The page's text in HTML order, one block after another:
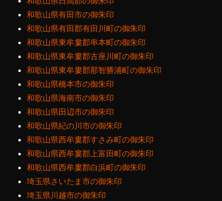
和歌山県有田市の御朱印
和歌山県有田郡有田川町の御朱印
和歌山県東牟婁郡串本町の御朱印
和歌山県東牟婁郡古座川町の御朱印
和歌山県東牟婁郡那智勝浦町の御朱印
和歌山県橋本市の御朱印
和歌山県海南市の御朱印
和歌山県田辺市の御朱印
和歌山県紀の川市の御朱印
和歌山県西牟婁郡すさみ町の御朱印
和歌山県西牟婁郡上富田町の御朱印
和歌山県西牟婁郡白浜町の御朱印
埼玉県さいたま市の御朱印
埼玉県川越市の御朱印